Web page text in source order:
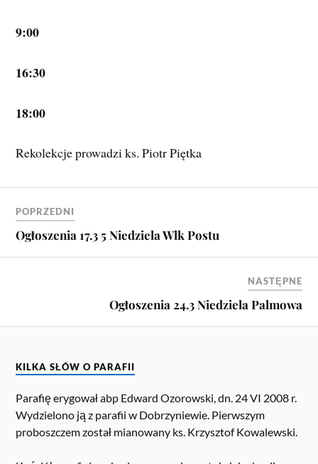
9:00
16:30
18:00
Rekolekcje prowadzi ks. Piotr Piętka
POPRZEDNI
Ogłoszenia 17.3 5 Niedziela Wlk Postu
NASTĘPNE
Ogłoszenia 24.3 Niedziela Palmowa
KILKA SŁÓW O PARAFII
Parafię erygował abp Edward Ozorowski, dn. 24 VI 2008 r.
Wydzielono ją z parafii w Dobrzyniewie. Pierwszym
proboszczem został mianowany ks. Krzysztof Kowalewski.